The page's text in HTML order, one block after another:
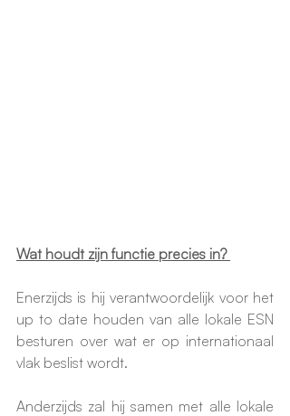
Wat houdt zijn functie precies in?
Enerzijds is hij verantwoordelijk voor het
up to date houden van alle lokale ESN
besturen over wat er op internationaal
vlak beslist wordt.
Anderzijds zal hij samen met alle lokale